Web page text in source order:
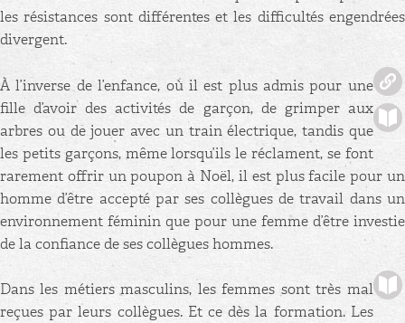
les ré­sis­tances sont dif­fé­rentes et les dif­fi­cul­tés en­gen­drées
di­vergent.
À l’in­verse de l’en­fance, où il est plus admis pour une
fille d’avoir des ac­ti­vi­tés de gar­çon, de grim­per aux
arbres ou de jouer avec un train élec­trique, tan­dis que
les pe­tits gar­çons, même lors­qu’ils le ré­clament, se font
ra­re­ment of­frir un pou­pon à Noël, il est plus fa­cile pour un
homme d’être ac­cepté par ses col­lègues de tra­vail dans un
en­vi­ron­ne­ment fé­mi­nin que pour une femme d’être in­ves­tie
de la confiance de ses col­lègues hommes.
Dans les mé­tiers mas­cu­lins, les femmes sont très mal
re­çues par leurs col­lègues. Et ce dès la for­ma­tion. Les